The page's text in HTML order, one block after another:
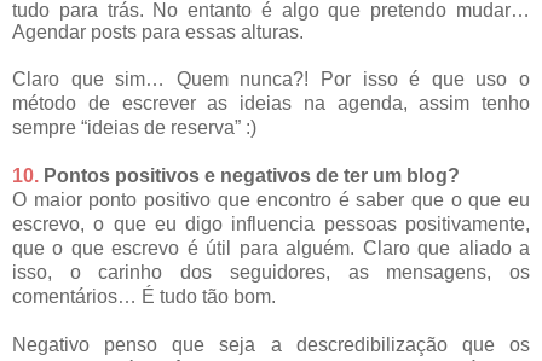
tudo para trás. No entanto é algo que pretendo mudar…
Agendar posts para essas alturas.
Claro que sim… Quem nunca?! Por isso é que uso o
método de escrever as ideias na agenda, assim tenho
sempre “ideias de reserva” :)
10. Pontos positivos e negativos de ter um blog?
O maior ponto positivo que encontro é saber que o que eu
escrevo, o que eu digo influencia pessoas positivamente,
que o que escrevo é útil para alguém. Claro que aliado a
isso, o carinho dos seguidores, as mensagens, os
comentários… É tudo tão bom.
Negativo penso que seja a descredibilização que os